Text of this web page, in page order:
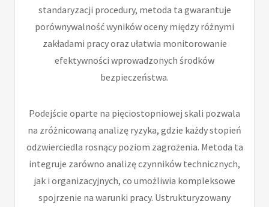
standaryzacji procedury, metoda ta gwarantuje
porównywalność wyników oceny między różnymi
zakładami pracy oraz ułatwia monitorowanie
efektywności wprowadzonych środków
bezpieczeństwa.
Podejście oparte na pięciostopniowej skali pozwala
na zróżnicowaną analizę ryzyka, gdzie każdy stopień
odzwierciedla rosnący poziom zagrożenia. Metoda ta
integruje zarówno analizę czynników technicznych,
jak i organizacyjnych, co umożliwia kompleksowe
spojrzenie na warunki pracy. Ustrukturyzowany